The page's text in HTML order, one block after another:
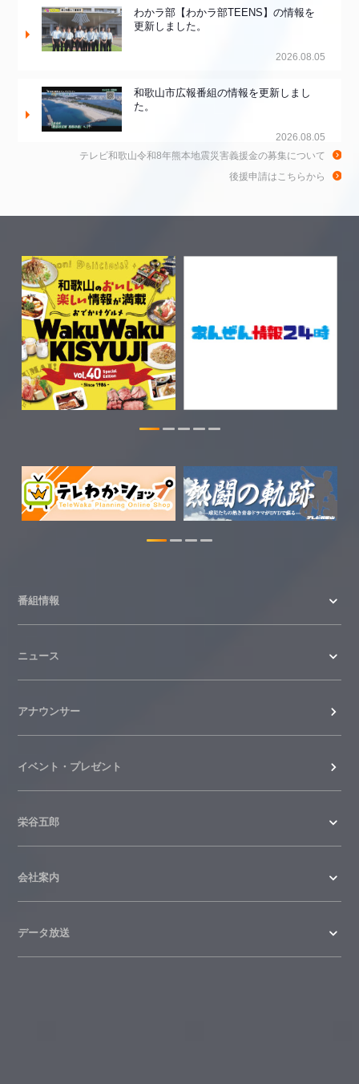
わかラ部【わかラ部TEENS】の情報を
更新しました。
2026.08.05
和歌山市広報番組の情報を更新しまし
た。
2026.08.05
和歌山de乾杯！の情報を更新しました。
2026.08.04
きのくに21の情報を更新しました。
ちゃぶ台おかわりの情報を更新しまし
た。
情報を更新しました。
特別番組【8月】の情報を更新しました。
2026.07.28
わかやま医療ナビの情報を更新しまし
WTV NEWS6【ここ押し！】の情報を更
テレビ和歌山令和8年熊本地震災害義援金の募集について
後援申請はこちらから
番組情報
ニュース
アナウンサー
イベント・プレゼント
栄谷五郎
会社案内
データ放送